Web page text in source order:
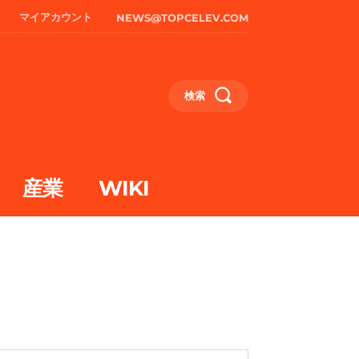
マイアカウント NEWS@TOPCELEV.COM
検索
産業 WIKI